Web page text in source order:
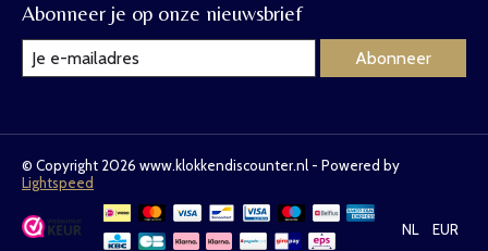
Abonneer je op onze nieuwsbrief
Abonneer
© Copyright 2026 www.klokkendiscounter.nl - Powered by
Lightspeed
NL EUR